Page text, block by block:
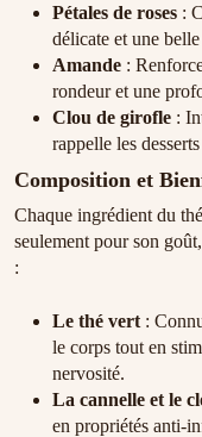
Pétales de roses :
délicate et une
Amande :
rondeur et une
Clou de girofle :
rappelle les
Composition et
Chaque ingrédient du
seulement pour son
:
Le thé vert :
le corps tout en
nervosité.
La cannelle et le
en propriétés anti-